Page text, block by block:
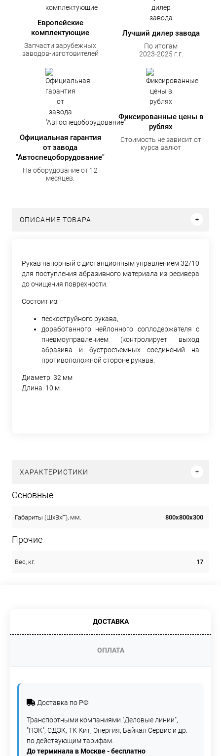
Европейские
комплектующие
Запчасти зарубежных
заводов-изготовителей
Лучший дилер завода
По итогам
2023-2025 г.г.
Официальная гарантия
от завода
"Автоспецоборудование"
На оборудование от 12
месяцев.
Фиксированные цены в
рублях
Стоимость не зависит от
курса валют
ОПИСАНИЕ ТОВАРА
Рукав напорный с дистанционным управлением 32/10
для поступления абразивного материала из ресивера
до очищения поврехности.
Состоит из:
пескоструйного рукава,
доработанного нейлонного соплодержателя с
пневмоуправлением (контролирует выход
абразива и бустросъемных соединений на
противоположной стороне рукава.
Диаметр: 32 мм
Длина: 10 м
ХАРАКТЕРИСТИКИ
Основные
Габариты (ШхВхГ), мм. 800х800х300
Прочие
Вес, кг. 17
ДОСТАВКА
ОПЛАТА
Доставка по РФ
Транспортными компаниями "Деловые линии",
"ПЭК", СДЭК, ТК Кит, Энергия, Байкал Сервис и др.
по действующим тарифам.
До терминала в Москве - бесплатно